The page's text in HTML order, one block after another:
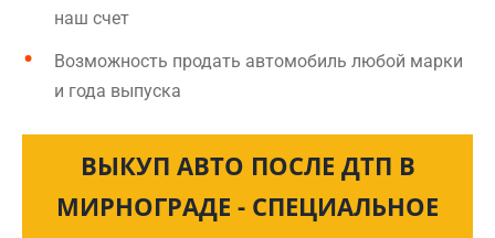
наш счет
Возможность продать автомобиль любой марки
и года выпуска
ВЫКУП АВТО ПОСЛЕ ДТП В
МИРНОГРАДЕ - СПЕЦИАЛЬНОЕ